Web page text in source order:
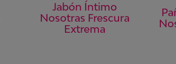
Jabón Íntimo
Nosotras Frescura
Extrema